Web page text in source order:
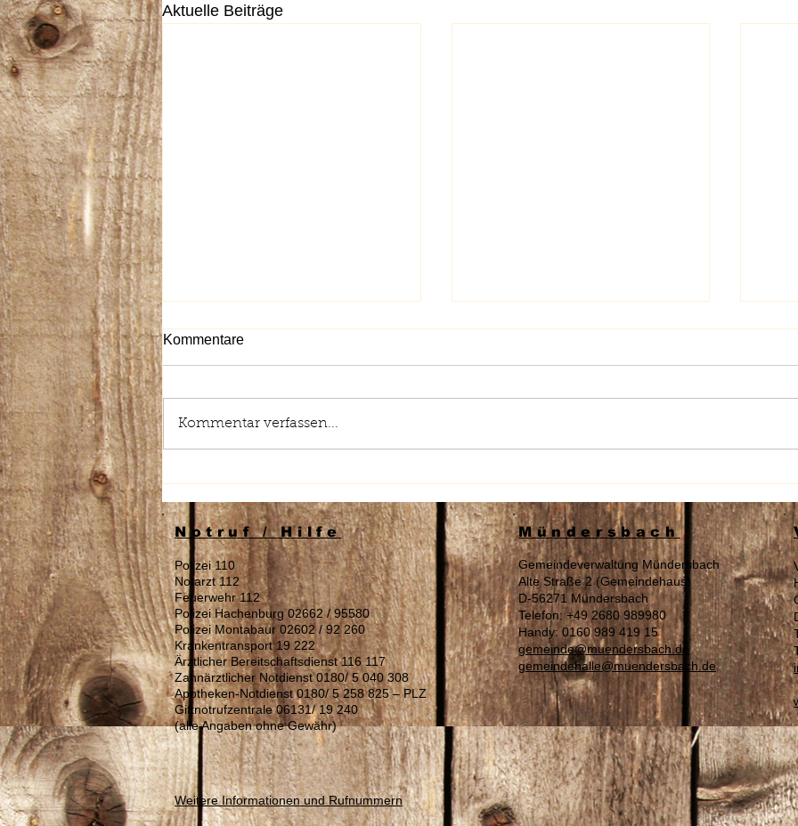
Aktuelle Beiträge
gesucht
Westerwaldkreises
Kommentare
Kommentar verfassen...
Notruf / Hilfe
Polizei 110
Notarzt 112
Feuerwehr 112
Polizei Hachenburg 02662 / 95580
Polizei Montabaur 02602 / 92 260
Krankentransport 19 222
Ärztlicher Bereitschaftsdienst 116 117
Zahnärztlicher Notdienst 0180/ 5 040 308
Apotheken-Notdienst 0180/ 5 258 825 – PLZ
Giftnotrufzentrale 06131/ 19 240
(alle Angaben ohne Gewähr)
Weitere Informationen und Rufnummern
Mündersbach
Gemeindeverwaltung Mündersbach
Alte Straße 2 (Gemeindehaus)
D-56271 Mündersbach
Telefon: +49 2680 989980
Handy: 0160 989 419 15
gemeinde@muendersbach.de
gemeindehalle@muendersbach.de